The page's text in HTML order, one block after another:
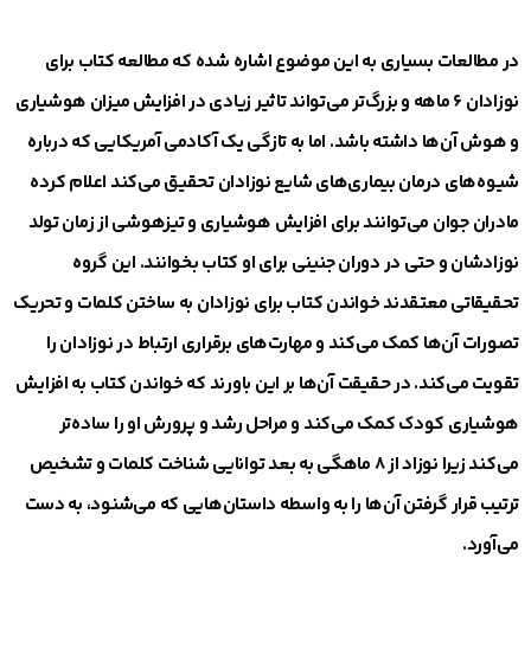
در مطالعات بسیاری به این موضوع اشاره شده که مطالعه کتاب برای
نوزادان ۶ ماهه و بزرگ‌تر می‌تواند تاثیر زیادی در افزایش میزان هوشیاری
و هوش آن‌ها داشته باشد. اما به تازگی یک آکادمی آمریکایی که درباره
شیوه‌های درمان بیماری‌های شایع نوزادان تحقیق می‌کند اعلام کرده
مادران جوان می‌توانند برای افزایش هوشیاری و تیزهوشی از زمان تولد
نوزادشان و حتی در دوران جنینی برای او کتاب بخوانند. این گروه
تحقیقاتی معتقدند خواندن کتاب برای نوزادان به ساختن کلمات و تحریک
تصورات آن‌ها کمک می‌کند و مهارت‌های برقراری ارتباط در نوزادان را
تقویت می‌کند. در حقیقت آن‌ها بر این باورند که خواندن کتاب به افزایش
هوشیاری کودک کمک می‌کند و مراحل رشد و پرورش او را ساده‌تر
می‌کند زیرا نوزاد از ۸ ماهگی به بعد توانایی شناخت کلمات و تشخیص
ترتیب قرار گرفتن آن‌ها را به واسطه داستان‌هایی که می‌شنود، به دست
می‌آورد.